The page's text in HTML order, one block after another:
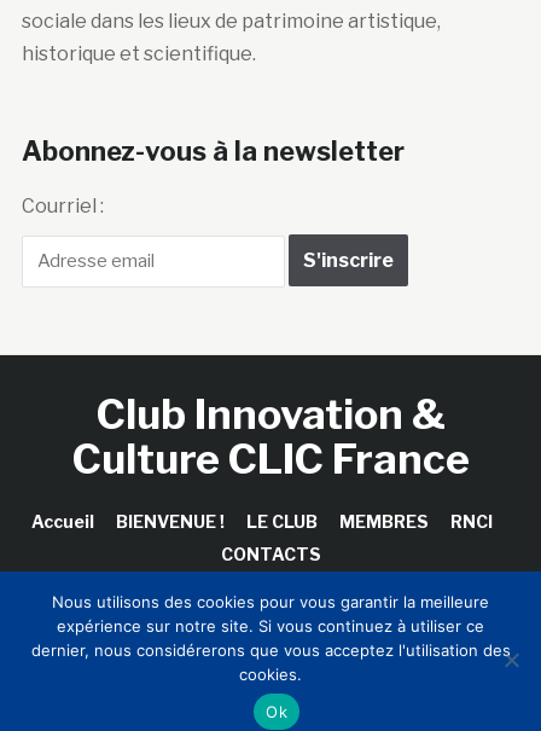
sociale dans les lieux de patrimoine artistique,
historique et scientifique.
Abonnez-vous à la newsletter
Courriel :
Club Innovation &
Culture CLIC France
Accueil BIENVENUE ! LE CLUB MEMBRES
RNCI
CONTACTS
Copyright © 2026 Club Innovation & Culture CLIC France /
Sinapses Conseils
Nous utilisons des cookies pour vous garantir la meilleure
expérience sur notre site. Si vous continuez à utiliser ce
dernier, nous considérerons que vous acceptez l'utilisation des
cookies.
Ok